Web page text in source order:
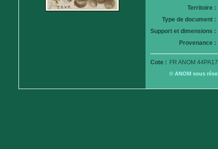
Territoire :
Type de document :
Support et dimensions :
Provenance :
Cote : FR ANOM
© ANOM sous